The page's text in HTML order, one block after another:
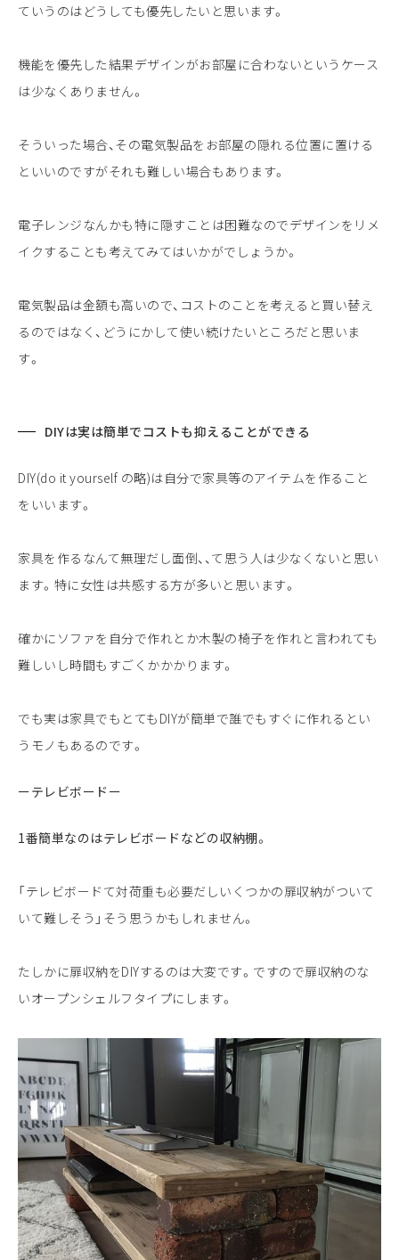
ていうのはどうしても優先したいと思います。
機能を優先した結果デザインがお部屋に合わないというケース
は少なくありません。
そういった場合、その電気製品をお部屋の隠れる位置に置ける
といいのですがそれも難しい場合もあります。
電子レンジなんかも特に隠すことは困難なのでデザインをリメ
イクすることも考えてみてはいかがでしょうか。
電気製品は金額も高いので、コストのことを考えると買い替え
るのではなく、どうにかして使い続けたいところだと思いま
す。
DIYは実は簡単でコストも抑えることができる
DIY(do it yourself の略)は自分で家具等のアイテムを作ること
をいいます。
家具を作るなんて無理だし面倒、、て思う人は少なくないと思い
ます。特に女性は共感する方が多いと思います。
確かにソファを自分で作れとか木製の椅子を作れと言われても
難しいし時間もすごくかかかります。
でも実は家具でもとてもDIYが簡単で誰でもすぐに作れるとい
うモノもあるのです。
ーテレビボードー
1番簡単なのはテレビボードなどの収納棚。
「テレビボードて対荷重も必要だしいくつかの扉収納がついて
いて難しそう」そう思うかもしれません。
たしかに扉収納をDIYするのは大変です。ですので扉収納のな
いオープンシェルフタイプにします。